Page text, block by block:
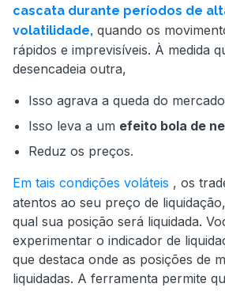
cascata durante períodos de
volatilidade, quando os
rápidos e imprevisíveis. À medida
desencadeia outra,
Isso agrava a queda do
Isso leva a um efeito bola de
Reduz os preços.
Em tais condições voláteis , os
atentos ao seu preço de
qual sua posição será liquidada.
experimentar o indicador de
que destaca onde as posições de
liquidadas. A ferramenta permite